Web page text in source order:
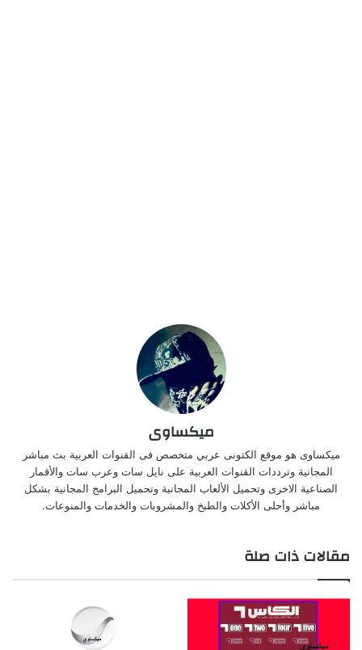
ميكساوى
ميكساوى هو موقع الكتونى عربي متخصص فى القنوات العربية بث مباشر
المجانية وترددات القنوات العربية على نايل سات وعرب سات والأقمار
الصناعية الاخرى وتحميل الألعاب المجانية وتحميل البرامج المجانية بشكل
مباشر وأحلى الأكلات والطبخ والمشروبات والخدمات والمنوعات.
مقالات ذات صلة